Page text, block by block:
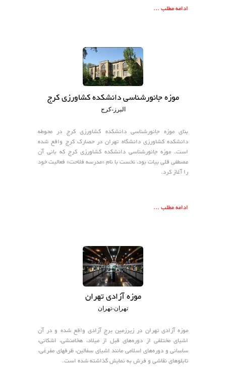
ادامه مطلب ...
موزه جانورشناسی دانشکده کشاورزی کرج
البرز-کرج
بنای موزه جانورشناسی دانشکده کشاورزی کرج در محوطه
دانشکده کشاورزی دانشگاه تهران در حصارک کرج واقع شده
است. موزه جانورشناسی دانشکده کشاورزی کرج که بانی آن
مصطفی قلی بیات بود، نخست با نام «مدرسه فلاحت» فعالیت خود
را آغاز کرد.
ادامه مطلب ...
موزه آزادی تهران
تهران-تهران
موزه آزادی تهران در زیرزمین برج آزادی واقع شده و در آن
اشیای مختلفی از دوره‌های قبل از میلاد، هخامنشی، اشکانی،
ساسانی و دوره‌های اسلامی مانند اشیای سفالین، ظرفهای مفرغی،
تابلوهای نقاشی و فرش به نمایش گذاشته شده است.